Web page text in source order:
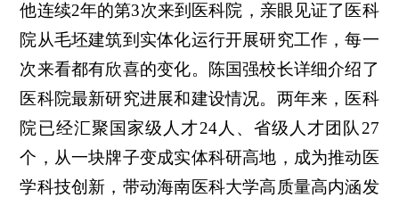
他连续2年的第3次来到医科院，亲眼见证了医科
院从毛坯建筑到实体化运行开展研究工作，每一
次来看都有欣喜的变化。陈国强校长详细介绍了
医科院最新研究进展和建设情况。两年来，医科
院已经汇聚国家级人才24人、省级人才团队27
个，从一块牌子变成实体科研高地，成为推动医
学科技创新，带动海南医科大学高质量高内涵发